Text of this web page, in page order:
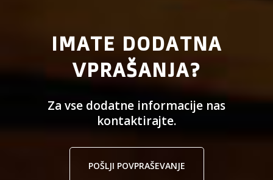
IMATE DODATNA
VPRAŠANJA?
Za vse dodatne informacije nas
kontaktirajte.
POŠLJI POVPRAŠEVANJE